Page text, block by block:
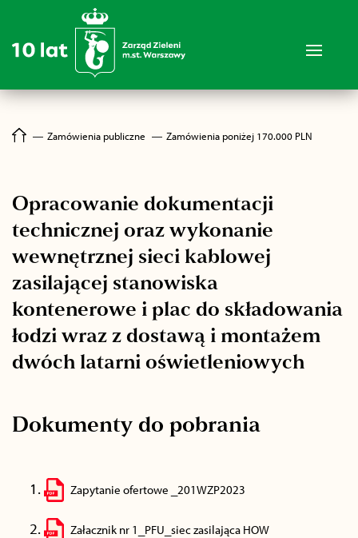
― Zamówienia publiczne ― Zamówienia poniżej 170.000 PLN
Opracowanie dokumentacji
technicznej oraz wykonanie
wewnętrznej sieci kablowej
zasilającej stanowiska
kontenerowe i plac do składowania
łodzi wraz z dostawą i montażem
dwóch latarni oświetleniowych
Dokumenty do pobrania
Zapytanie ofertowe _201WZP2023
Załacznik nr 1_PFU_siec zasilająca HOW